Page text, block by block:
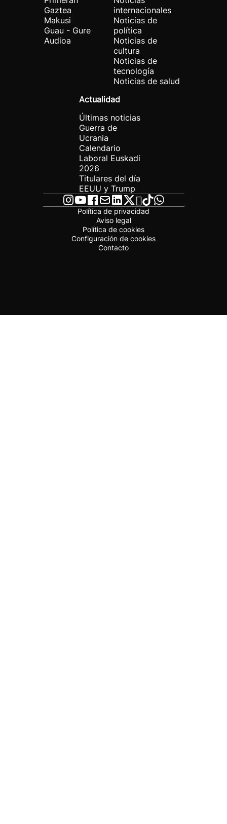
Gaztea
Makusi
Guau - Gure
Audioa
internacionales
Noticias de
política
Noticias de
cultura
Noticias de
tecnología
Noticias de salud
Actualidad
Últimas noticias
Guerra de
Ucrania
Calendario
Laboral Euskadi
2026
Titulares del día
EEUU y Trump
Política de privacidad
Aviso legal
Política de cookies
Configuración de cookies
Contacto